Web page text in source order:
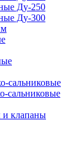
Ду-250
Ду-300
сальниковые
сальниковые
и клапаны